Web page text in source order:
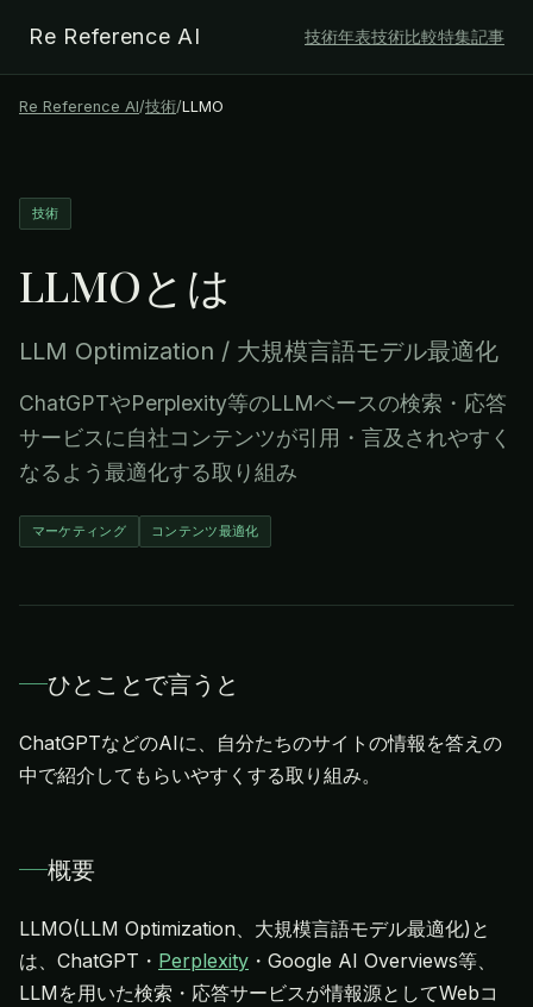
Re Reference AI 技術年表技術比較特集記事
Re Reference AI/技術/LLMO
技術
LLMOとは
LLM Optimization / 大規模言語モデル最適化
ChatGPTやPerplexity等のLLMベースの検索・応答
サービスに自社コンテンツが引用・言及されやすく
なるよう最適化する取り組み
マーケティング コンテンツ最適化
ひとことで言うと
ChatGPTなどのAIに、自分たちのサイトの情報を答えの
中で紹介してもらいやすくする取り組み。
概要
LLMO(LLM Optimization、大規模言語モデル最適化)と
は、ChatGPT・ Perplexity ・Google AI Overviews等、
LLMを用いた検索・応答サービスが情報源としてWebコ